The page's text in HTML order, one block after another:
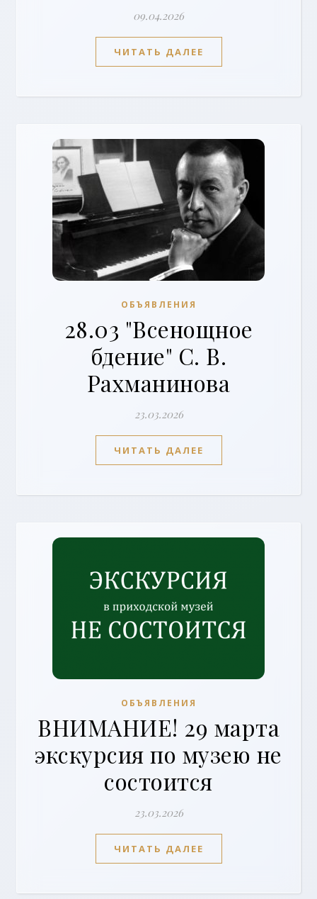
09.04.2026
ЧИТАТЬ ДАЛЕЕ
ОБЪЯВЛЕНИЯ
28.03 "Всенощное
бдение" С. В.
Рахманинова
23.03.2026
ЧИТАТЬ ДАЛЕЕ
ОБЪЯВЛЕНИЯ
ВНИМАНИЕ! 29 марта
экскурсия по музею не
состоится
23.03.2026
ЧИТАТЬ ДАЛЕЕ